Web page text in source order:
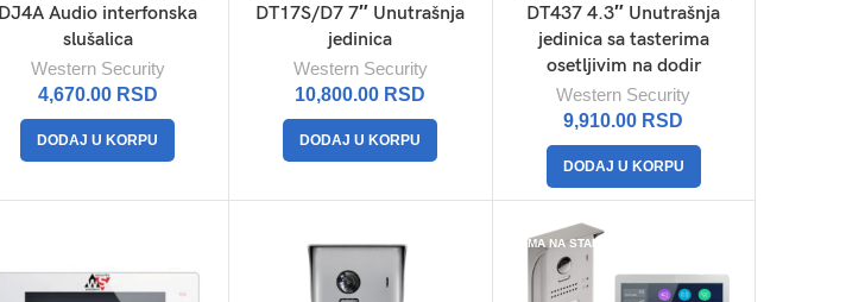
DJ4A Audio interfonska
slušalica
Western Security
4,670.00 RSD
DODAJ U KORPU
DT17S/D7 7″ Unutrašnja
jedinica
Western Security
10,800.00 RSD
DODAJ U KORPU
DT437 4.3″ Unutrašnja
jedinica sa tasterima
osetljivim na dodir
Western Security
9,910.00 RSD
DODAJ U KORPU
NEMA NA STANJU